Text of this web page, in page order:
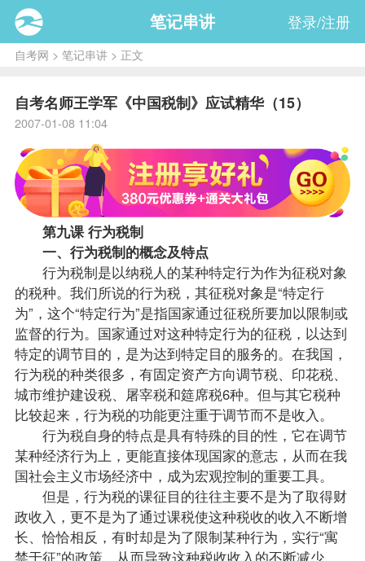
笔记串讲 登录/注册
自考网 > 笔记串讲> 正文
自考名师王学军《中国税制》应试精华（15）
2007-01-08 11:04
第九课 行为税制
一、行为税制的概念及特点
行为税制是以纳税人的某种特定行为作为征税对象
的税种。我们所说的行为税，其征税对象是“特定行
为”，这个“特定行为”是指国家通过征税所要加以限制或
监督的行为。国家通过对这种特定行为的征税，以达到
特定的调节目的，是为达到特定目的服务的。在我国，
行为税的种类很多，有固定资产方向调节税、印花税、
城市维护建设税、屠宰税和筵席税6种。但与其它税种
比较起来，行为税的功能更注重于调节而不是收入。
行为税自身的特点是具有特殊的目的性，它在调节
某种经济行为上，更能直接体现国家的意志，从而在我
国社会主义市场经济中，成为宏观控制的重要工具。
但是，行为税的课征目的往往主要不是为了取得财
政收入，更不是为了通过课税使这种税收的收入不断增
长、恰恰相反，有时却是为了限制某种行为，实行“寓
禁于征”的政策 ，从而导致这种税收收入的不断减少。